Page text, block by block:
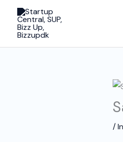
indholdet
/